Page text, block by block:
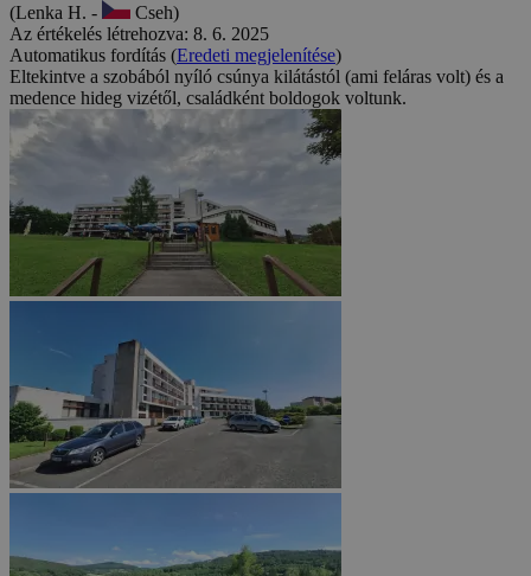
(Lenka H. -
Cseh)
Az értékelés létrehozva: 8. 6. 2025
Automatikus fordítás (Eredeti megjelenítése)
Eltekintve a szobából nyíló csúnya kilátástól (ami feláras volt) és a
medence hideg vizétől, családként boldogok voltunk.